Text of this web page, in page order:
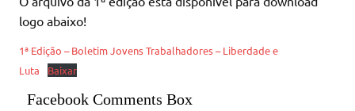
logo abaixo!
1ª Edição – Boletim Jovens Trabalhadores – Liberdade e
Luta
Baixar
Facebook Comments Box